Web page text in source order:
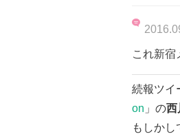
これ新宿
続報ツイ
on 」の西
もしか